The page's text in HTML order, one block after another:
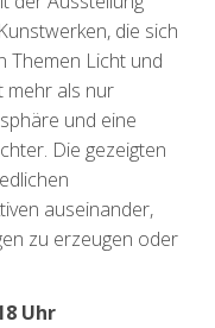
die sich
Themen Licht und
mehr als nur
und eine
Die gezeigten
auseinander,
zu erzeugen oder
Uhr